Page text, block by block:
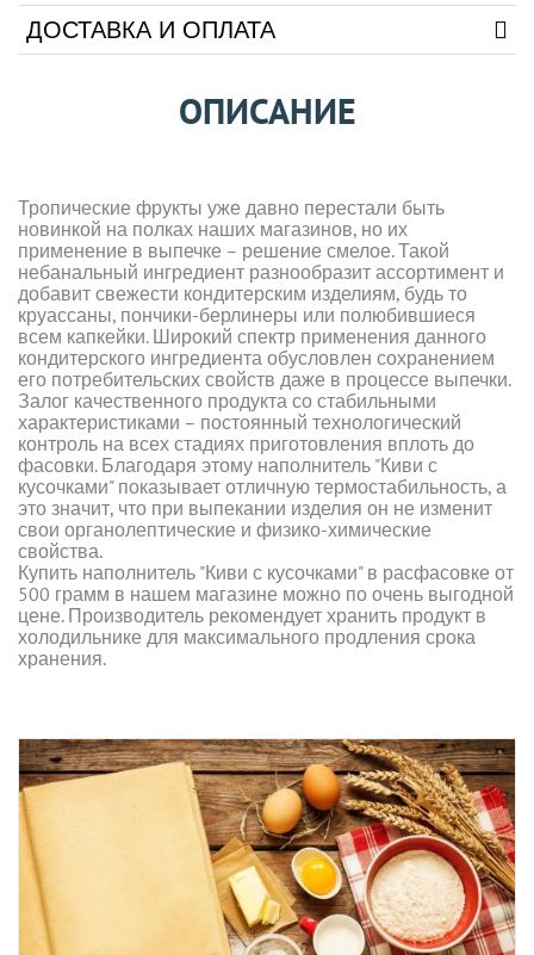
ДОСТАВКА И ОПЛАТА
ОПИСАНИЕ
Тропические фрукты уже давно перестали быть
новинкой на полках наших магазинов, но их
применение в выпечке – решение смелое. Такой
небанальный ингредиент разнообразит ассортимент и
добавит свежести кондитерским изделиям, будь то
круассаны, пончики-берлинеры или полюбившиеся
всем капкейки. Широкий спектр применения данного
кондитерского ингредиента обусловлен сохранением
его потребительских свойств даже в процессе выпечки.
Залог качественного продукта со стабильными
характеристиками – постоянный технологический
контроль на всех стадиях приготовления вплоть до
фасовки. Благодаря этому наполнитель "Киви с
кусочками" показывает отличную термостабильность, а
это значит, что при выпекании изделия он не изменит
свои органолептические и физико-химические
свойства.
Купить наполнитель "Киви с кусочками" в расфасовке от
500 грамм в нашем магазине можно по очень выгодной
цене. Производитель рекомендует хранить продукт в
холодильнике для максимального продления срока
хранения.